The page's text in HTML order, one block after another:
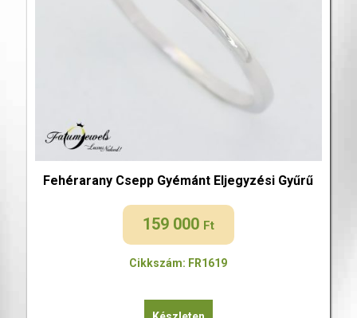
Fehérarany Csepp Gyémánt Eljegyzési Gyűrű
159 000 Ft
Cikkszám: FR1619